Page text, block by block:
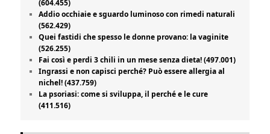
(604.455)
Addio occhiaie e sguardo luminoso con rimedi naturali
(562.429)
Quei fastidi che spesso le donne provano: la vaginite
(526.255)
Fai così e perdi 3 chili in un mese senza dieta! (497.001)
Ingrassi e non capisci perché? Può essere allergia al
nichel! (437.759)
La psoriasi: come si sviluppa, il perché e le cure
(411.516)